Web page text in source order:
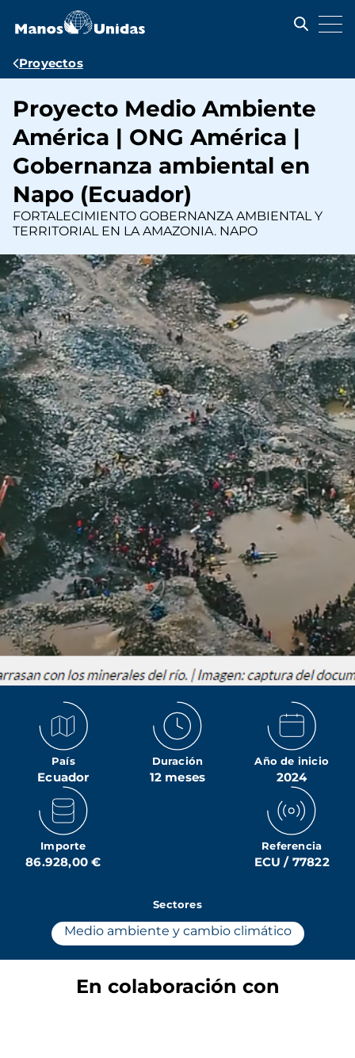
contenido
Ruta
navegación
Proyectos
Proyecto Medio Ambiente
América | ONG América |
Gobernanza ambiental en
Napo (Ecuador)
FORTALECIMIENTO GOBERNANZA AMBIENTAL Y
TERRITORIAL EN LA AMAZONIA. NAPO
País
Ecuador
Duración
12 meses
Año de inicio
2024
Importe
86.928,00 €
Referencia
ECU / 77822
Sectores
Medio ambiente y cambio climático
En colaboración con